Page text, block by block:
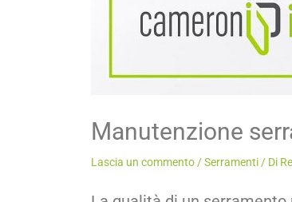
Manutenzione
Lascia un commento /Serramenti / Di